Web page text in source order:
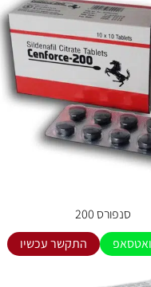
סנפורס 200
התקשר עכשיו